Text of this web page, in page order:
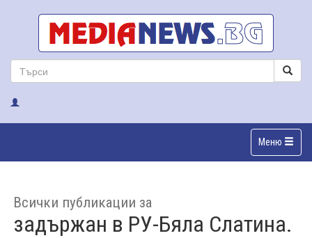
Меню
Всички публикации за
задържан в РУ-Бяла Слатина.